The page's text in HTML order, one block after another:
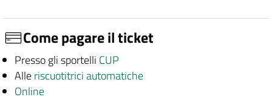
Come pagare il ticket
Presso gli sportelli CUP
Alleriscuotitrici automatiche
Online